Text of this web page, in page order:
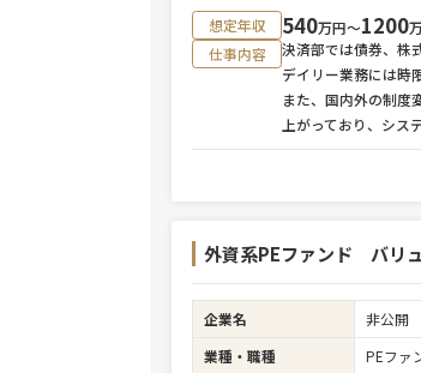
想定年収 540万円〜1200
仕事内容
決済部では債券、株
デイリー業務には時
また、国内外の制度
上がっており、シス
外資系PEファンド バリ
企業名 非公開
業種・職種
PEファ